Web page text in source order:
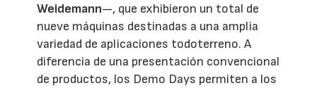
Weidemann—, que exhibieron un total de
nueve máquinas destinadas a una amplia
variedad de aplicaciones todoterreno. A
diferencia de una presentación convencional
de productos, los Demo Days permiten a los